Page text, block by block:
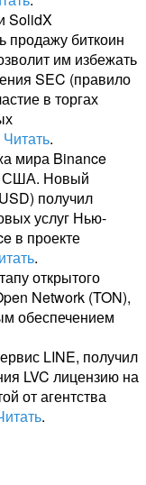
SolidX
продажу биткоин
им избежать
SEC (правило
в торгах
Читать.
мира Binance
США. Новый
получил
услуг Нью-
в проекте
.
открытого
Network (TON),
обеспечением
LINE, получил
LVC лицензию на
от агентства
.